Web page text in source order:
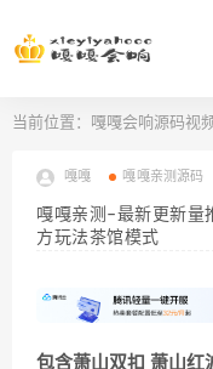
当前位置： 嘎嘎会响源码视
嘎嘎 嘎嘎亲测源码
嘎嘎亲测–最新更新
方玩法茶馆模式
包含萧山双扣 萧山红